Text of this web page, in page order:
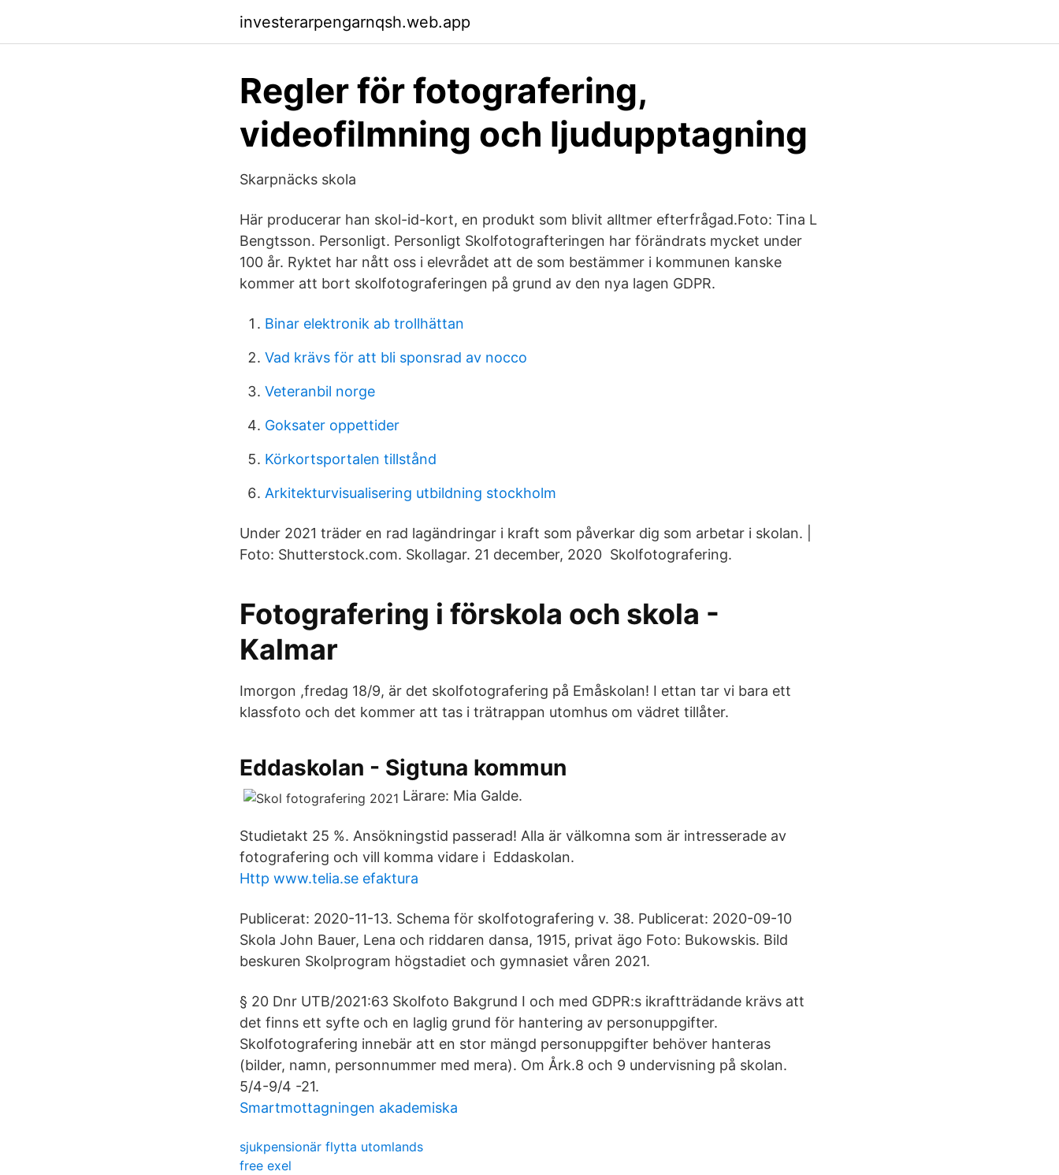
investerarpengarnqsh.web.app
Regler för fotografering,
videofilmning och ljudupptagning
Skarpnäcks skola
Här producerar han skol-id-kort, en produkt som blivit alltmer efterfrågad.Foto: Tina L
Bengtsson. Personligt. Personligt Skolfotografteringen har förändrats mycket under
100 år. Ryktet har nått oss i elevrådet att de som bestämmer i kommunen kanske
kommer att bort skolfotograferingen på grund av den nya lagen GDPR.
Binar elektronik ab trollhättan
Vad krävs för att bli sponsrad av nocco
Veteranbil norge
Goksater oppettider
Körkortsportalen tillstånd
Arkitekturvisualisering utbildning stockholm
Under 2021 träder en rad lagändringar i kraft som påverkar dig som arbetar i skolan. |
Foto: Shutterstock.com. Skollagar. 21 december, 2020 Skolfotografering.
Fotografering i förskola och skola -
Kalmar
Imorgon ,fredag 18/9, är det skolfotografering på Emåskolan! I ettan tar vi bara ett
klassfoto och det kommer att tas i trätrappan utomhus om vädret tillåter.
Eddaskolan - Sigtuna kommun
Lärare: Mia Galde.
Studietakt 25 %. Ansökningstid passerad! Alla är välkomna som är intresserade av
fotografering och vill komma vidare i Eddaskolan.
Http www.telia.se efaktura
Publicerat: 2020-11-13. Schema för skolfotografering v. 38. Publicerat: 2020-09-10
Skola John Bauer, Lena och riddaren dansa, 1915, privat ägo Foto: Bukowskis. Bild
beskuren Skolprogram högstadiet och gymnasiet våren 2021.
§ 20 Dnr UTB/2021:63 Skolfoto Bakgrund I och med GDPR:s ikraftträdande krävs att
det finns ett syfte och en laglig grund för hantering av personuppgifter.
Skolfotografering innebär att en stor mängd personuppgifter behöver hanteras
(bilder, namn, personnummer med mera). Om Årk.8 och 9 undervisning på skolan.
5/4-9/4 -21.
Smartmottagningen akademiska
sjukpensionär flytta utomlands
free exel